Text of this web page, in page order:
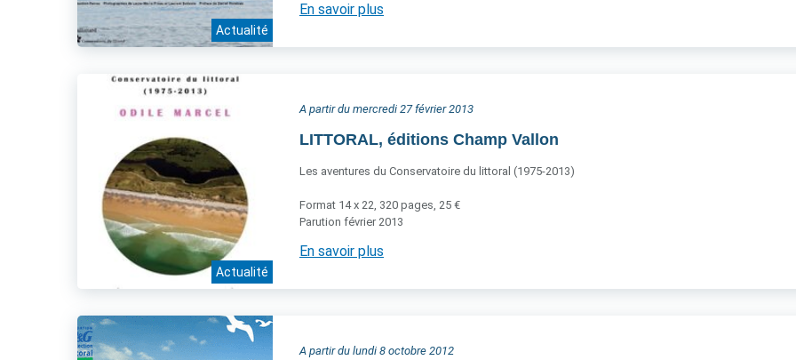
Actualité
En savoir plus
Actualité
A partir du mercredi 27 février 2013
LITTORAL, éditions Champ Vallon
Les aventures du Conservatoire du littoral (1975-2013)
Format 14 x 22, 320 pages, 25 €
Parution février 2013
En savoir plus
A partir du lundi 8 octobre 2012